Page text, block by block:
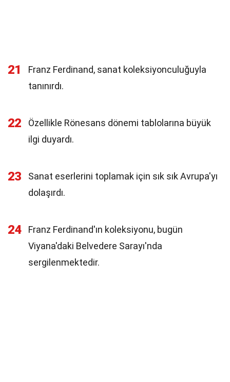
21
Franz Ferdinand, sanat koleksiyonculuğuyla
tanınırdı.
22
Özellikle Rönesans dönemi tablolarına büyük
ilgi duyardı.
23
Sanat eserlerini toplamak için sık sık Avrupa'yı
dolaşırdı.
24
Franz Ferdinand'ın koleksiyonu, bugün
Viyana'daki Belvedere Sarayı'nda
sergilenmektedir.